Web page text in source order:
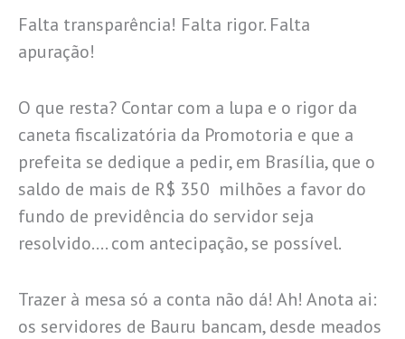
Falta transparência! Falta rigor. Falta
apuração!
O que resta? Contar com a lupa e o rigor da
caneta fiscalizatória da Promotoria e que a
prefeita se dedique a pedir, em Brasília, que o
saldo de mais de R$ 350 milhões a favor do
fundo de previdência do servidor seja
resolvido…. com antecipação, se possível.
Trazer à mesa só a conta não dá! Ah! Anota ai:
os servidores de Bauru bancam, desde meados